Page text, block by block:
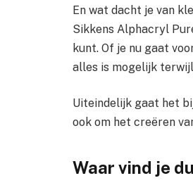
En wat dacht je van
Sikkens Alphacryl
kunt. Of je nu gaat
alles is mogelijk
Uiteindelijk gaat het
ook om het creëren
Waar vind je